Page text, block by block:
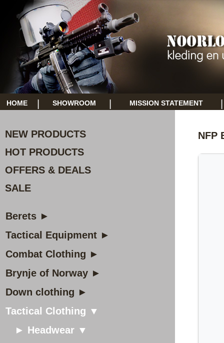
HOME SHOWROOM MISSION STATEMENT
NEW PRODUCTS
HOT PRODUCTS
OFFERS & DEALS
SALE
Berets ►
Tactical Equipment ►
Combat Clothing ►
Brynje of Norway ►
Down clothing ►
Tactical Clothing ▼
► Headwear ▼
NFP